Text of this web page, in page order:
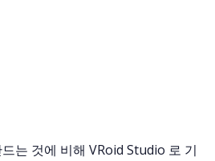
는 것에 비해 VRoid Studio 로 기